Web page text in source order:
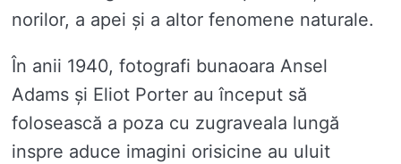
norilor, a apei și a altor fenomene naturale.
În anii 1940, fotografi bunaoara Ansel
Adams și Eliot Porter au început să
folosească a poza cu zugraveala lungă
inspre aduce imagini orisicine au uluit